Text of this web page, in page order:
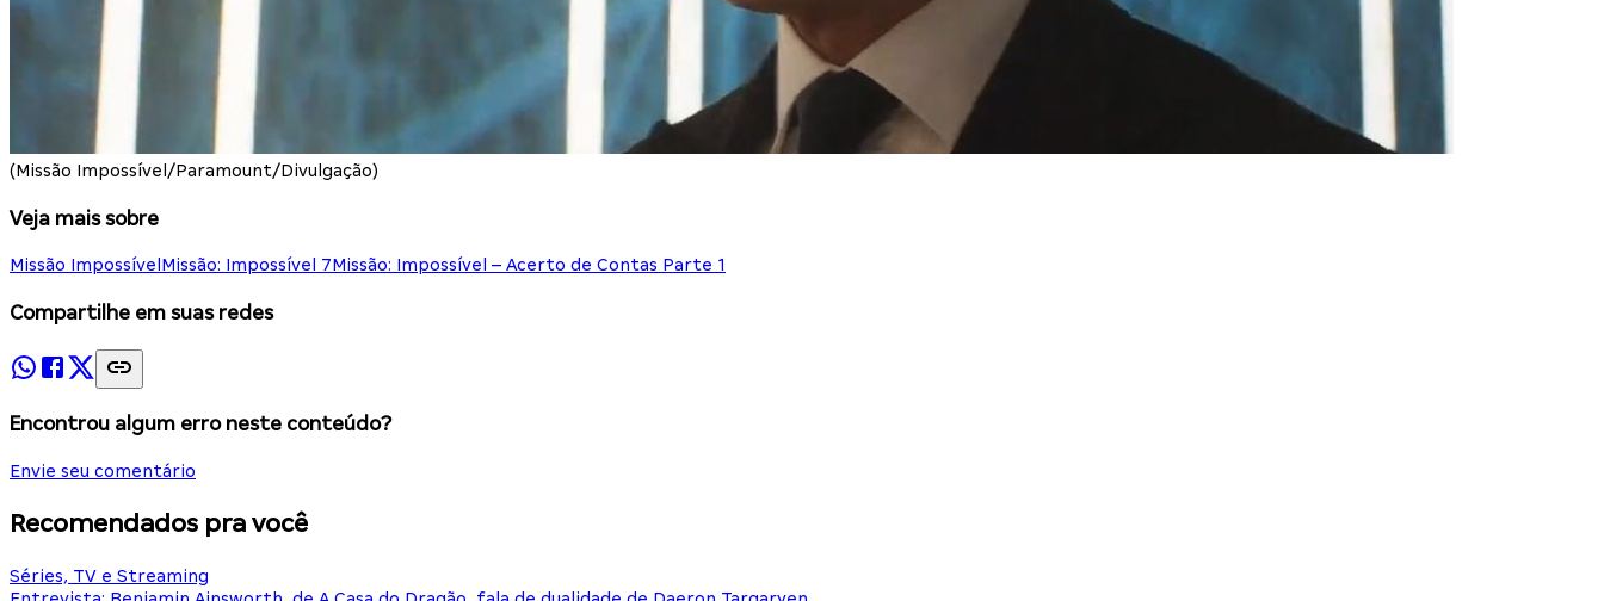
(Missão Impossível/Paramount/Divulgação)
Veja mais sobre
Missão Impossível Missão: Impossível 7Missão: Impossível – Acerto de Contas Parte 1
Compartilhe em suas redes
Encontrou algum erro neste conteúdo?
Envie seu comentário
Recomendados pra você
Séries, TV e Streaming